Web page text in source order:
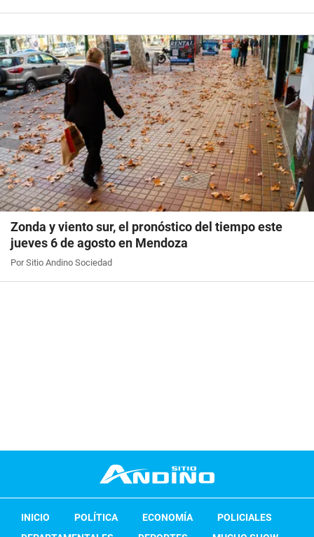
Zonda y viento sur, el pronóstico del tiempo este
jueves 6 de agosto en Mendoza
Por Sitio Andino Sociedad
INICIO POLÍTICA ECONOMÍA
POLICIALES